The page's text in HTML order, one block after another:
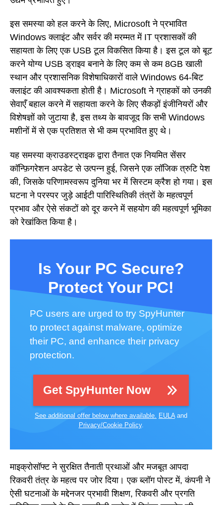
इस समस्या को हल करने के लिए, Microsoft ने प्रभावित
Windows क्लाइंट और सर्वर की मरम्मत में IT प्रशासकों की
सहायता के लिए एक USB टूल विकसित किया है। इस टूल को बूट
करने योग्य USB ड्राइव बनाने के लिए कम से कम 8GB खाली
स्थान और प्रशासनिक विशेषाधिकारों वाले Windows 64-बिट
क्लाइंट की आवश्यकता होती है। Microsoft ने ग्राहकों को उनकी
सेवाएँ बहाल करने में सहायता करने के लिए सैकड़ों इंजीनियरों और
विशेषज्ञों को जुटाया है, इस तथ्य के बावजूद कि सभी Windows
मशीनों में से एक प्रतिशत से भी कम प्रभावित हुए थे।
यह समस्या क्राउडस्ट्राइक द्वारा तैनात एक नियमित सेंसर
कॉन्फ़िगरेशन अपडेट से उत्पन्न हुई, जिसने एक लॉजिक त्रुटि पेश
की, जिसके परिणामस्वरूप दुनिया भर में सिस्टम क्रैश हो गया। इस
घटना ने परस्पर जुड़े आईटी पारिस्थितिकी तंत्रों के महत्वपूर्ण
प्रभाव और ऐसे संकटों को दूर करने में सहयोग की महत्वपूर्ण भूमिका
को रेखांकित किया है।
Is Your PC Secure?
Protect Your PC!
PC users are urged to try SpyHunter
to protect against malware, optimize
their PC, and enhance their privacy
protection.
Get SpyHunter Now
See additional offer below where available. EULAand
Privacy/Cookie Policy.
माइक्रोसॉफ्ट ने सुरक्षित तैनाती प्रथाओं और मजबूत आपदा
रिकवरी तंत्र के महत्व पर जोर दिया। एक ब्लॉग पोस्ट में, कंपनी ने
ऐसी घटनाओं के मद्देनजर प्रभावी शिक्षण, रिकवरी और प्रगति